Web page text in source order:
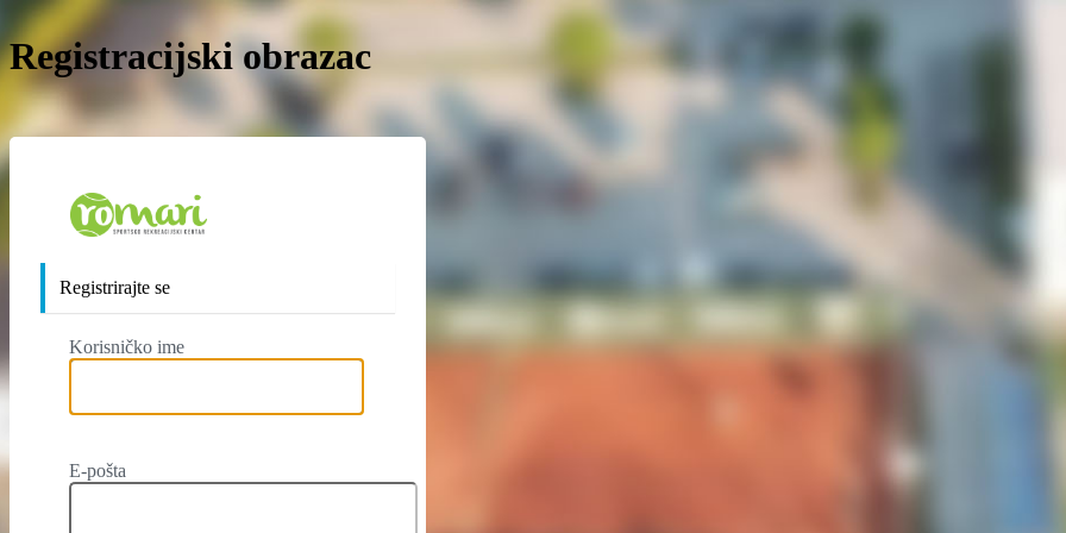
Registracijski obrazac
https://www.romari.ba
Registrirajte se
Korisničko ime
E-pošta